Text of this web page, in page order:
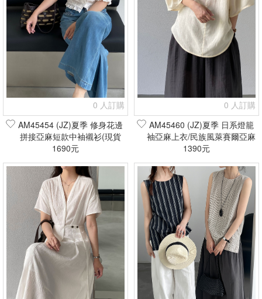
0 人訂購
AM45454 (JZ)夏季 修身花邊
拼接亞麻短款中袖襯衫(現貨
+預購)
1690元
0 人訂購
AM45460 (JZ)夏季 日系燈籠
袖亞麻上衣/民族風萊賽爾亞麻
半身裙(現貨+預購)
1390元